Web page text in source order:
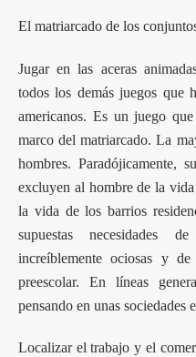
El matriarcado de los
Jugar en las aceras
todos los demás juegos que
americanos. Es un juego
marco del matriarcado. La
hombres. Paradójicamente,
excluyen al hombre de la
la vida de los barrios
supuestas necesidades
increíblemente ociosas y
preescolar. En líneas
pensando en unas sociedades
Localizar el trabajo y el